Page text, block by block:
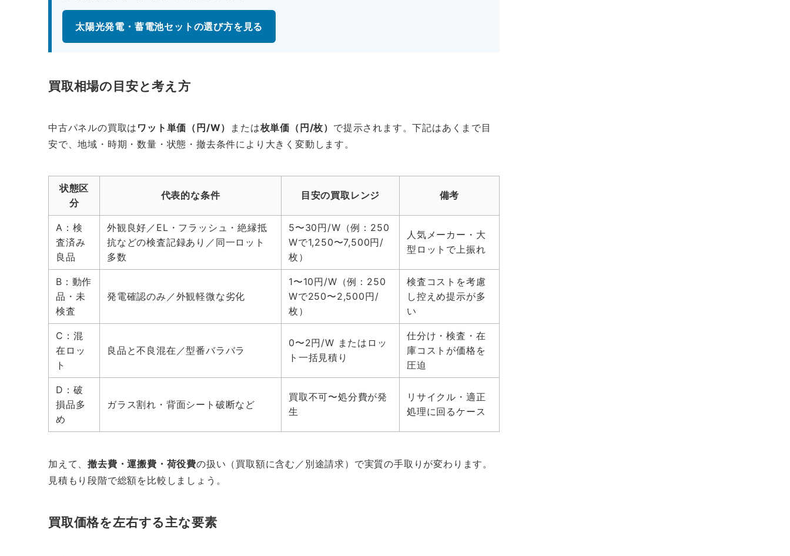
太陽光発電・蓄電池セットの選び方を見る
買取相場の目安と考え方
中古パネルの買取は ワット単価（円/W） または枚単価（円/枚） で提示されます。下記はあくまで目
安で、地域・時期・数量・状態・撤去条件により大きく変動します。
状態区
分
代表的な条件 目安の買取レンジ 備考
A：検
査済み
良品
外観良好／EL・フラッシュ・絶縁抵
抗などの検査記録あり／同一ロット
多数
5〜30円/W（例：250
Wで1,250〜7,500円/
枚）
人気メーカー・大
型ロットで上振れ
B：動作
品・未
検査
発電確認のみ／外観軽微な劣化
1〜10円/W（例：250
Wで250〜2,500円/
枚）
検査コストを考慮
し控えめ提示が多
い
C：混
在ロッ
ト
良品と不良混在／型番バラバラ
0〜2円/W またはロッ
ト一括見積り
仕分け・検査・在
庫コストが価格を
圧迫
D：破
損品多
め
ガラス割れ・背面シート破断など
買取不可〜処分費が発
生
リサイクル・適正
処理に回るケース
加えて、撤去費・運搬費・荷役費の扱い（買取額に含む／別途請求）で実質の手取りが変わります。
見積もり段階で総額を比較しましょう。
買取価格を左右する主な要素